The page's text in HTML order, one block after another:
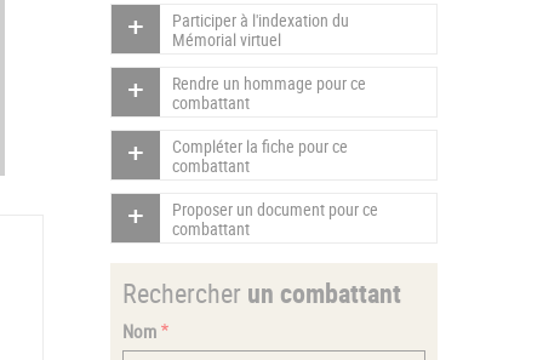
Participer à l'indexation du
Mémorial virtuel
Rendre un hommage pour ce
combattant
Compléter la fiche pour ce
combattant
Proposer un document pour ce
combattant
Rechercher un combattant
Nom